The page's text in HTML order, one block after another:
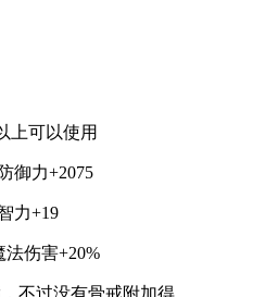
上可以使用
御力+2075
力+19
法伤害+20%
，不过没有骨戒附加得